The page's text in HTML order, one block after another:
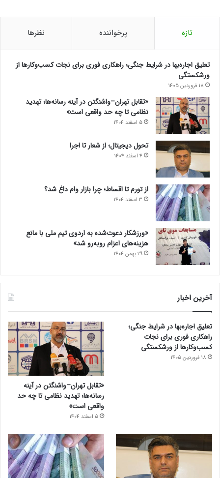
تازه پرخواننده نظرها
تعلیق اجاره‌بها در شرایط جنگی؛ راهکاری فوری برای نجات کسب‌وکارها از
ورشکستگی
18 فروردین 1405
«تقابل تهران–واشنگتن در آینه رسانه‌ها؛ تهدید
نظامی تا چه حد واقعی است»
5 اسفند 1404
تحول دیجیتال؛ از شعار تا اجرا
4 اسفند 1404
از تورم تا اقساط؛ چرا بازار وام داغ شد؟
3 اسفند 1404
«ورزشکار دعوت‌شده به اردوی تیم ملی با مانع
هزینه‌های اعزام روبه‌رو شد»
29 بهمن 1404
آخرین اخبار
تعلیق اجاره‌بها در شرایط جنگی؛
راهکاری فوری برای نجات
کسب‌وکارها از ورشکستگی
18 فروردین 1405
«تقابل تهران–واشنگتن در آینه
رسانه‌ها؛ تهدید نظامی تا چه حد
واقعی است»
5 اسفند 1404